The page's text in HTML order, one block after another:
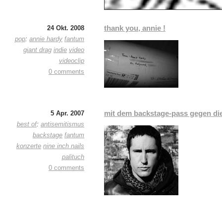
24 Okt. 2008
pop: annie hardy fantum
giant drag indie video
videoclip
0 comments
thank you, annie !
5 Apr. 2007
best of: antisemitismus
backstage fantum
konzerte nine inch nails
palituch
0 comments
mit dem backstage-pass gegen